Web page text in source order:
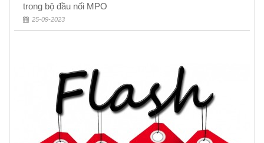
trong bộ đầu nối MPO
25-09-2023